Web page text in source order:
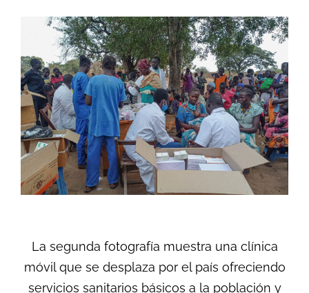
La segunda fotografía muestra una clínica
móvil que se desplaza por el país ofreciendo
servicios sanitarios básicos a la población y